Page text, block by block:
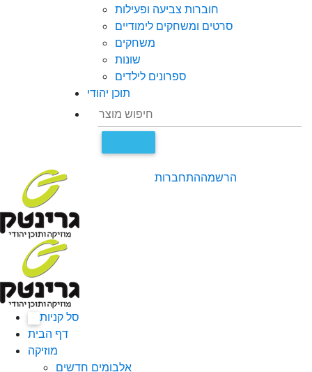
חוברות צביעה ופעילות
סרטים ומשחקים לימודיים
משחקים
שונות
ספרונים לילדים
תוכן יהודי
התחברותהרשמה
סל קניות
דף הבית
מוזיקה
אלבומים חדשים